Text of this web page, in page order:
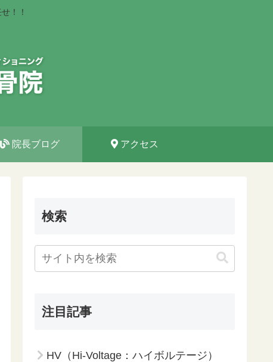
！！
院長ブログ アクセス
検索
注目記事
HV（Hi-Voltage：ハイボルテージ）